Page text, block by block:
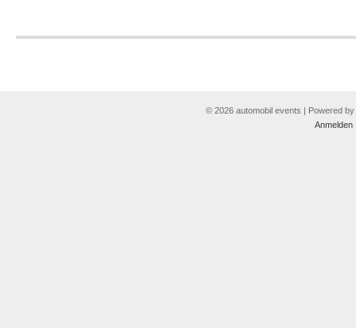
© 2026 automobil events | Powered by
Anmelden|